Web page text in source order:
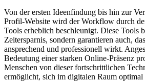
Von der ersten Ideenfindung bis hin zur
Profil-Website wird der Workflow durch
Tools erheblich beschleunigt. Diese Tools
Zeitersparnis, sondern garantieren auch,
ansprechend und professionell wirkt.
Bedeutung einer starken Online-Präsenz
Menschen von dieser fortschrittlichen
ermöglicht, sich im digitalen Raum optimal